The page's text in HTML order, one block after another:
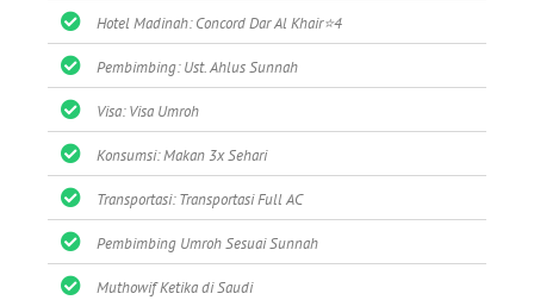
Hotel Madinah: Concord Dar Al Khair⭐4
Pembimbing: Ust. Ahlus Sunnah
Visa: Visa Umroh
Konsumsi: Makan 3x Sehari
Transportasi: Transportasi Full AC
Pembimbing Umroh Sesuai Sunnah
Muthowif Ketika di Saudi